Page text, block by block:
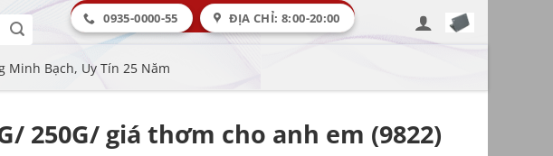
0935-0000-55 ĐỊA CHỈ: 8:00-20:00
Minh Bạch, Uy Tín 25 Năm
250G/ giá thơm cho anh em (9822)